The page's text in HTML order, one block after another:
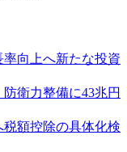
向上へ新たな投資
衛力整備に43兆円
額控除の具体化検